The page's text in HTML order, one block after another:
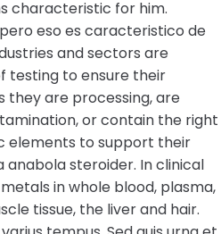
characteristic for him.
eso es caracteristico de
and sectors are
testing to ensure their
they are processing, are
or contain the right
elements to support their
anabola steroider. In clinical
in whole blood, plasma,
tissue, the liver and hair.